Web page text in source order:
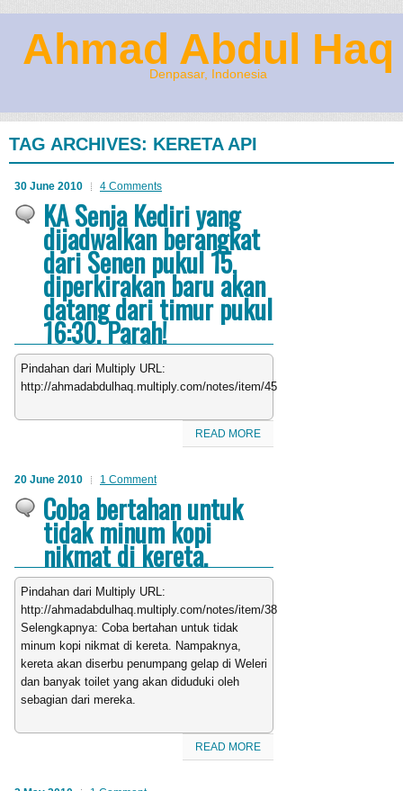
Ahmad Abdul Haq
Denpasar, Indonesia
TAG ARCHIVES: KERETA API
30 June 2010 4 Comments
KA Senja Kediri yang
dijadwalkan berangkat
dari Senen pukul 15,
diperkirakan baru akan
datang dari timur pukul
16:30. Parah!
Pindahan dari Multiply URL:
http://ahmadabdulhaq.multiply.com/notes/item/45
READ MORE
20 June 2010 1 Comment
Coba bertahan untuk
tidak minum kopi
nikmat di kereta.
Pindahan dari Multiply URL:
http://ahmadabdulhaq.multiply.com/notes/item/38
Selengkapnya: Coba bertahan untuk tidak
minum kopi nikmat di kereta. Nampaknya,
kereta akan diserbu penumpang gelap di Weleri
dan banyak toilet yang akan diduduki oleh
sebagian dari mereka.
READ MORE